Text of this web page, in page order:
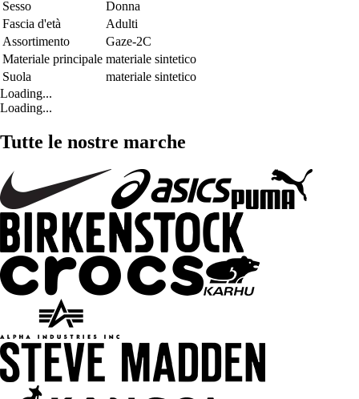
Sesso
Donna
Fascia d'età
Adulti
Assortimento
Gaze-2C
Materiale principale materiale sintetico
Suola
materiale sintetico
Loading...
Loading...
Tutte le nostre marche